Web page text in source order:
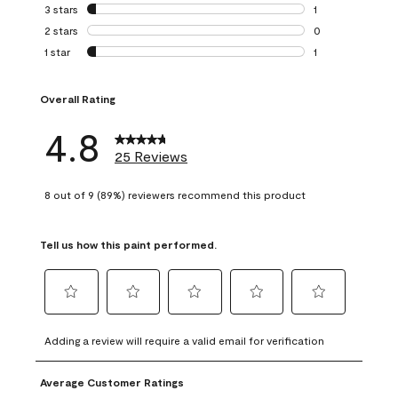
0 reviews with 4
3 stars stars
1
1 review with 3
2 stars stars
0
0 reviews with 2
1 star stars
1
Overall Rating
4.8 25 Reviews
8 out of 9 (89%) reviewers recommend this product
Tell us how this paint performed.
to
rate
the
item
to
rate
the
to
rate
the
item
to
rate
to
rate
Adding a review will require a valid email for verification
Average Customer Ratings